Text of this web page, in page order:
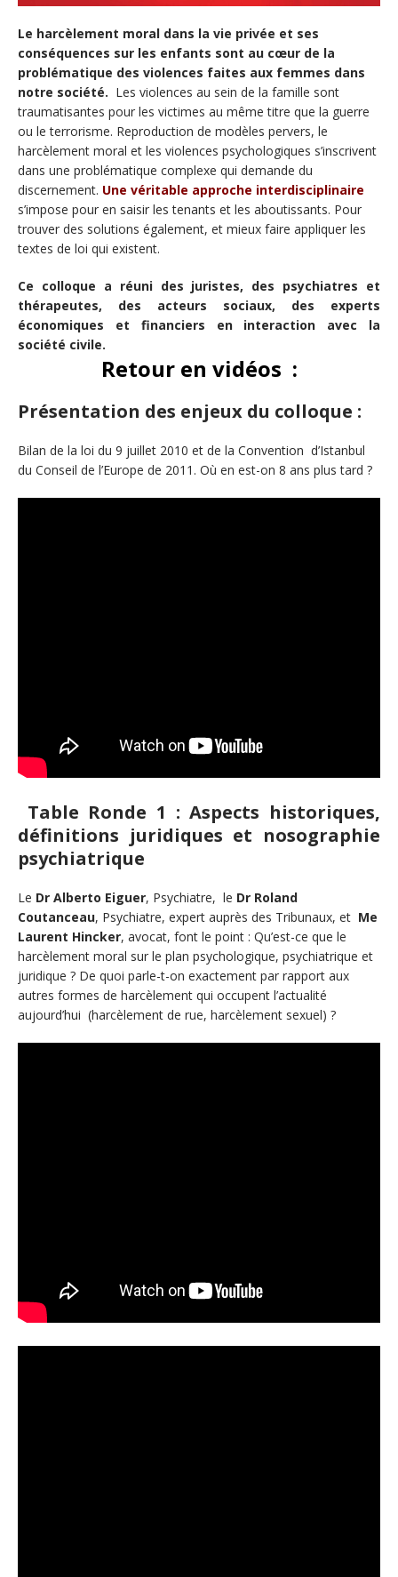
Le harcèlement moral dans la vie privée et ses
conséquences sur les enfants sont au cœur de la
problématique des violences faites aux femmes dans
notre société. Les violences au sein de la famille sont
traumatisantes pour les victimes au même titre que la guerre
ou le terrorisme. Reproduction de modèles pervers, le
harcèlement moral et les violences psychologiques s’inscrivent
dans une problématique complexe qui demande du
discernement. Une véritable approche interdisciplinaire
s’impose pour en saisir les tenants et les aboutissants. Pour
trouver des solutions également, et mieux faire appliquer les
textes de loi qui existent.
Ce colloque a réuni des juristes, des psychiatres et
thérapeutes, des acteurs sociaux, des experts
économiques et financiers en interaction avec la
société civile.
Retour en vidéos :
Présentation des enjeux du colloque :
Bilan de la loi du 9 juillet 2010 et de la Convention d’Istanbul
du Conseil de l’Europe de 2011. Où en est-on 8 ans plus tard ?
Table Ronde 1 : Aspects historiques,
définitions juridiques et nosographie
psychiatrique
Le Dr Alberto Eiguer, Psychiatre, le Dr Roland
Coutanceau, Psychiatre, expert auprès des Tribunaux, et Me
Laurent Hincker, avocat, font le point : Qu’est-ce que le
harcèlement moral sur le plan psychologique, psychiatrique et
juridique ? De quoi parle-t-on exactement par rapport aux
autres formes de harcèlement qui occupent l’actualité
aujourd’hui (harcèlement de rue, harcèlement sexuel) ?